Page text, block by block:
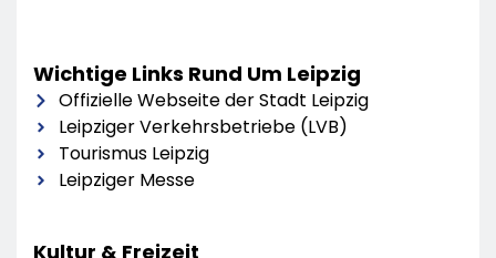
Wichtige Links Rund Um Leipzig
Offizielle Webseite der Stadt Leipzig
Leipziger Verkehrsbetriebe (LVB)
Tourismus Leipzig
Leipziger Messe
Kultur & Freizeit